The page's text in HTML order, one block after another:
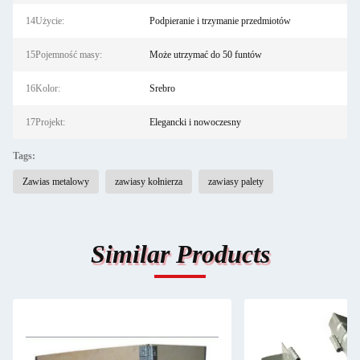
14Użycie: Podpieranie i trzymanie przedmiotów
15Pojemność masy: Może utrzymać do 50 funtów
16Kolor: Srebro
17Projekt: Elegancki i nowoczesny
Tags:
Zawias metalowy zawiasy kołnierza zawiasy palety
Similar Products